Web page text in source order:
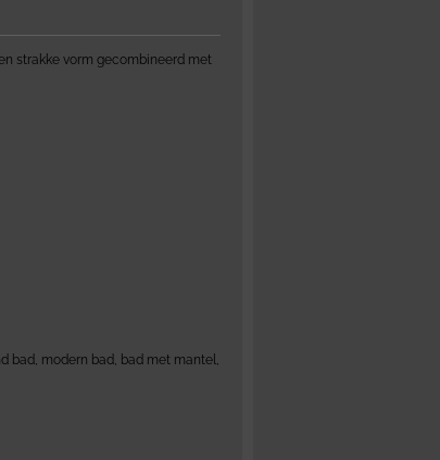
strakke vorm gecombineerd met
bad, modern bad, bad met mantel,